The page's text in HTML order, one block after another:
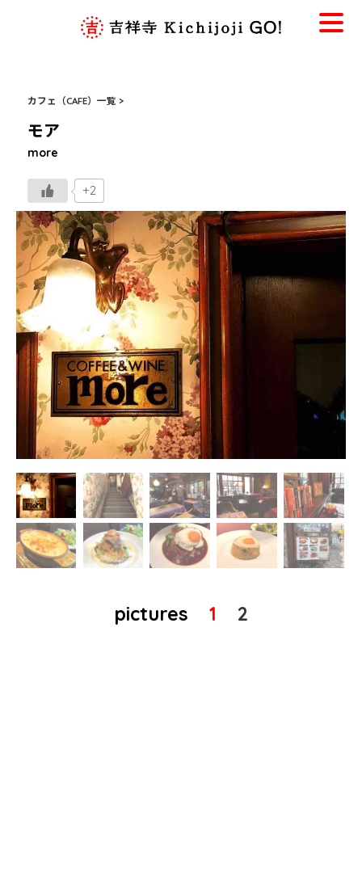
カフェ（CAFE）一覧 >
モア
more
+2
pictures 1 2